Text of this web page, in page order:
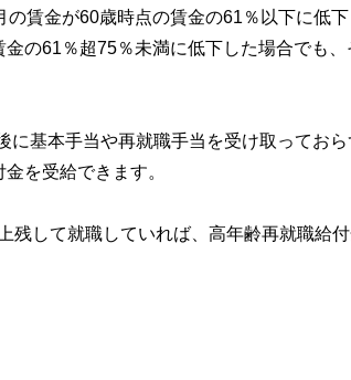
賃金が60歳時点の賃金の61％以下に低下
の61％超75％未満に低下した場合でも、
基本手当や再就職手当を受け取っておら
を受給できます。
残して就職していれば、高年齢再就職給